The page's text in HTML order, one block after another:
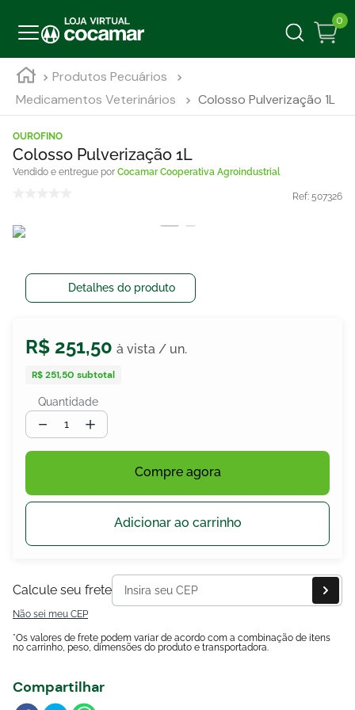
0
Produtos Pecuários
Medicamentos Veterinários
Colosso Pulverização 1L
OUROFINO
Colosso Pulverização 1L
Cocamar Cooperativa Agroindustrial
Ref: 507326
Detalhes do produto
R$ 251,50
R$ 251,50 subtotal
Quantidade
＋
－
Compre agora
Adicionar ao carrinho
Calcule seu frete
Não sei meu CEP
*Os valores de frete podem variar de acordo com a combinação de itens
no carrinho, peso, dimensões do produto e transportadora.
Compartilhar